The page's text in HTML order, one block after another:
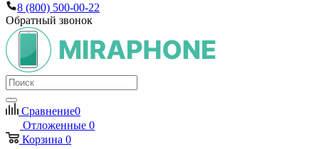
8 (800) 500-00-22
Обратный звонок
Сравнение0
Отложенные 0
Корзина 0